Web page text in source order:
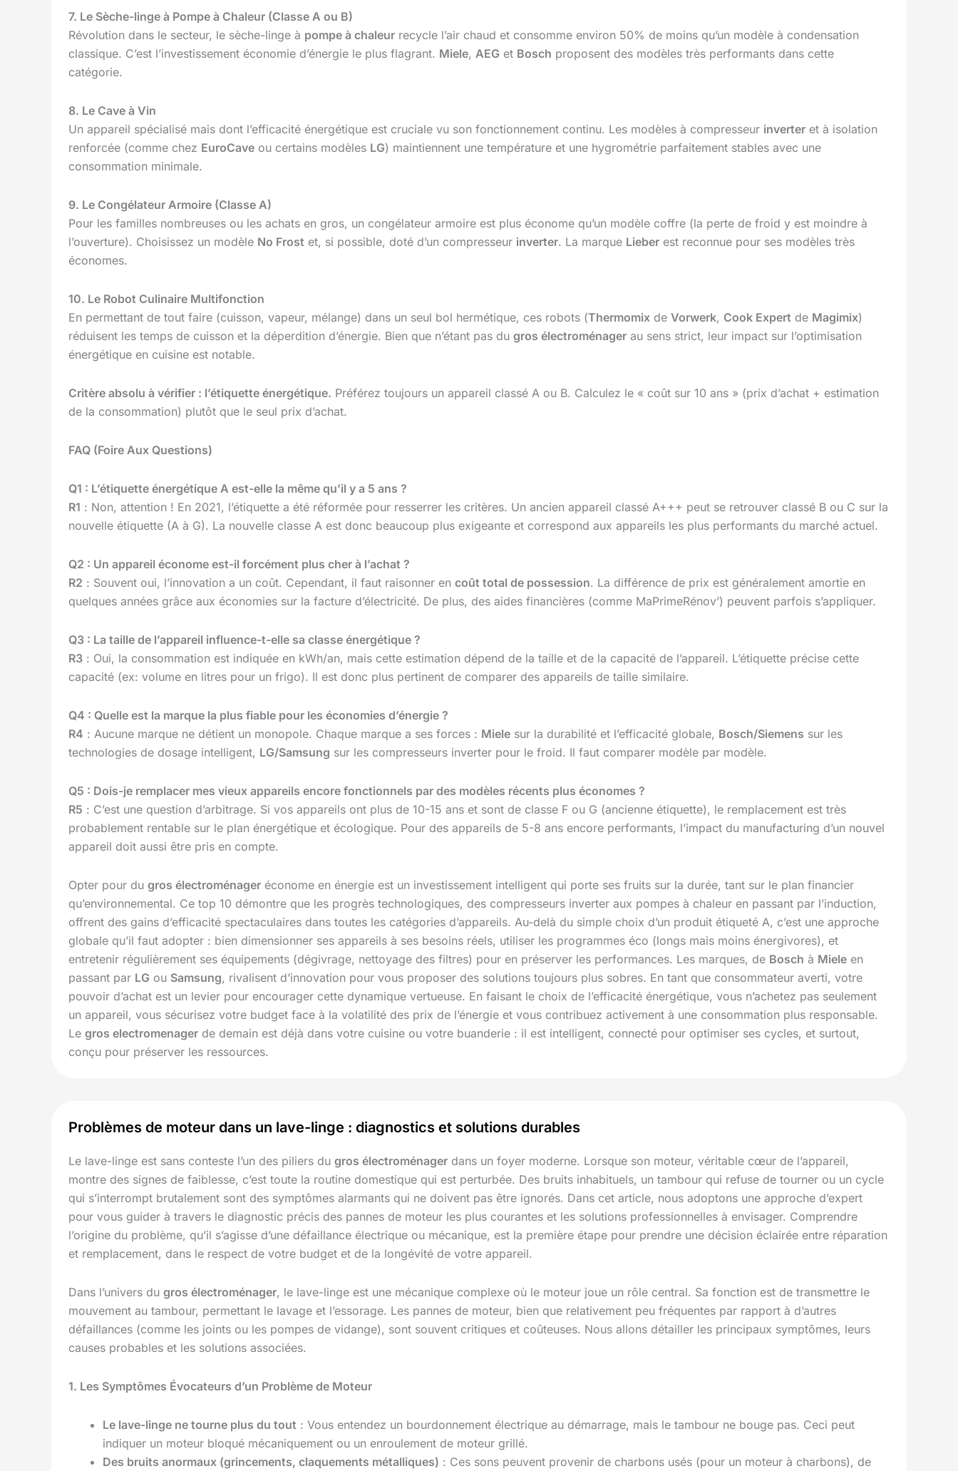
7. Le Sèche-linge à Pompe à Chaleur (Classe A ou B)
Révolution dans le secteur, le sèche-linge à pompe à chaleur recycle l’air chaud et consomme environ 50% de moins qu’un modèle à condensation
classique. C’est l’investissement économie d’énergie le plus flagrant. Miele, AEG et Bosch proposent des modèles très performants dans cette
catégorie.
8. Le Cave à Vin
Un appareil spécialisé mais dont l’efficacité énergétique est cruciale vu son fonctionnement continu. Les modèles à compresseur inverter et à isolation
renforcée (comme chez EuroCave ou certains modèles LG) maintiennent une température et une hygrométrie parfaitement stables avec une
consommation minimale.
9. Le Congélateur Armoire (Classe A)
Pour les familles nombreuses ou les achats en gros, un congélateur armoire est plus économe qu’un modèle coffre (la perte de froid y est moindre à
l’ouverture). Choisissez un modèle No Frost et, si possible, doté d’un compresseur inverter. La marque Lieber est reconnue pour ses modèles très
économes.
10. Le Robot Culinaire Multifonction
En permettant de tout faire (cuisson, vapeur, mélange) dans un seul bol hermétique, ces robots (Thermomix de Vorwerk, Cook Expert de Magimix)
réduisent les temps de cuisson et la déperdition d’énergie. Bien que n’étant pas du gros électroménager au sens strict, leur impact sur l’optimisation
énergétique en cuisine est notable.
Critère absolu à vérifier : l’étiquette énergétique. Préférez toujours un appareil classé A ou B. Calculez le « coût sur 10 ans » (prix d’achat + estimation
de la consommation) plutôt que le seul prix d’achat.
FAQ (Foire Aux Questions)
Q1 : L’étiquette énergétique A est-elle la même qu’il y a 5 ans ?
R1 : Non, attention ! En 2021, l’étiquette a été réformée pour resserrer les critères. Un ancien appareil classé A+++ peut se retrouver classé B ou C sur la
nouvelle étiquette (A à G). La nouvelle classe A est donc beaucoup plus exigeante et correspond aux appareils les plus performants du marché actuel.
Q2 : Un appareil économe est-il forcément plus cher à l’achat ?
R2 : Souvent oui, l’innovation a un coût. Cependant, il faut raisonner en coût total de possession. La différence de prix est généralement amortie en
quelques années grâce aux économies sur la facture d’électricité. De plus, des aides financières (comme MaPrimeRénov’) peuvent parfois s’appliquer.
Q3 : La taille de l’appareil influence-t-elle sa classe énergétique ?
R3 : Oui, la consommation est indiquée en kWh/an, mais cette estimation dépend de la taille et de la capacité de l’appareil. L’étiquette précise cette
capacité (ex: volume en litres pour un frigo). Il est donc plus pertinent de comparer des appareils de taille similaire.
Q4 : Quelle est la marque la plus fiable pour les économies d’énergie ?
R4 : Aucune marque ne détient un monopole. Chaque marque a ses forces : Miele sur la durabilité et l’efficacité globale, Bosch/Siemens sur les
technologies de dosage intelligent, LG/Samsung sur les compresseurs inverter pour le froid. Il faut comparer modèle par modèle.
Q5 : Dois-je remplacer mes vieux appareils encore fonctionnels par des modèles récents plus économes ?
R5 : C’est une question d’arbitrage. Si vos appareils ont plus de 10-15 ans et sont de classe F ou G (ancienne étiquette), le remplacement est très
probablement rentable sur le plan énergétique et écologique. Pour des appareils de 5-8 ans encore performants, l’impact du manufacturing d’un nouvel
appareil doit aussi être pris en compte.
Opter pour du gros électroménager économe en énergie est un investissement intelligent qui porte ses fruits sur la durée, tant sur le plan financier
qu’environnemental. Ce top 10 démontre que les progrès technologiques, des compresseurs inverter aux pompes à chaleur en passant par l’induction,
offrent des gains d’efficacité spectaculaires dans toutes les catégories d’appareils. Au-delà du simple choix d’un produit étiqueté A, c’est une approche
globale qu’il faut adopter : bien dimensionner ses appareils à ses besoins réels, utiliser les programmes éco (longs mais moins énergivores), et
entretenir régulièrement ses équipements (dégivrage, nettoyage des filtres) pour en préserver les performances. Les marques, de Bosch à Miele en
passant par LG ou Samsung, rivalisent d’innovation pour vous proposer des solutions toujours plus sobres. En tant que consommateur averti, votre
pouvoir d’achat est un levier pour encourager cette dynamique vertueuse. En faisant le choix de l’efficacité énergétique, vous n’achetez pas seulement
un appareil, vous sécurisez votre budget face à la volatilité des prix de l’énergie et vous contribuez activement à une consommation plus responsable.
Le gros electromenager de demain est déjà dans votre cuisine ou votre buanderie : il est intelligent, connecté pour optimiser ses cycles, et surtout,
conçu pour préserver les ressources.
Problèmes de moteur dans un lave-linge : diagnostics et solutions durables
Le lave-linge est sans conteste l’un des piliers du gros électroménager dans un foyer moderne. Lorsque son moteur, véritable cœur de l’appareil,
montre des signes de faiblesse, c’est toute la routine domestique qui est perturbée. Des bruits inhabituels, un tambour qui refuse de tourner ou un cycle
qui s’interrompt brutalement sont des symptômes alarmants qui ne doivent pas être ignorés. Dans cet article, nous adoptons une approche d’expert
pour vous guider à travers le diagnostic précis des pannes de moteur les plus courantes et les solutions professionnelles à envisager. Comprendre
l’origine du problème, qu’il s’agisse d’une défaillance électrique ou mécanique, est la première étape pour prendre une décision éclairée entre réparation
et remplacement, dans le respect de votre budget et de la longévité de votre appareil.
Dans l’univers du gros électroménager, le lave-linge est une mécanique complexe où le moteur joue un rôle central. Sa fonction est de transmettre le
mouvement au tambour, permettant le lavage et l’essorage. Les pannes de moteur, bien que relativement peu fréquentes par rapport à d’autres
défaillances (comme les joints ou les pompes de vidange), sont souvent critiques et coûteuses. Nous allons détailler les principaux symptômes, leurs
causes probables et les solutions associées.
1. Les Symptômes Évocateurs d’un Problème de Moteur
Le lave-linge ne tourne plus du tout : Vous entendez un bourdonnement électrique au démarrage, mais le tambour ne bouge pas. Ceci peut
indiquer un moteur bloqué mécaniquement ou un enroulement de moteur grillé.
Des bruits anormaux (grincements, claquements métalliques) : Ces sons peuvent provenir de charbons usés (pour un moteur à charbons), de